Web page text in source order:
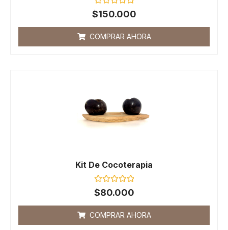
Valorado
con
de
5
$150.000
COMPRAR AHORA
Kit De Cocoterapia
Valorado
con
de
5
$80.000
COMPRAR AHORA